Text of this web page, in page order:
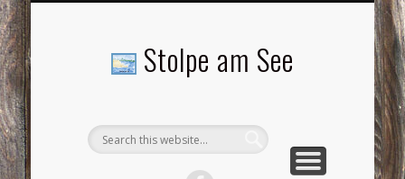
Stolpe am See